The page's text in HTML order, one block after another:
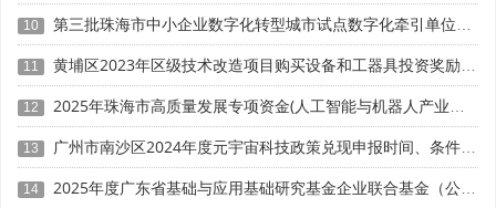
旧版评价以两年一次的“纸质材料”为主，新规建立“月度
快报+两年评价+飞行抽查+信用核验”四维体系：
• 每月5日前在统一平台填报研发人员、经费、专利、成
果转化等8项数据
• 海关、税务、司法信用系统实时比对，触发异常即启
动现场核查
10 第三批珠海市中小企业数字化转型城市试点数字化牵引单位遴选申报时间、条件要求
11 黄埔区2023年区级技术改造项目购买设备和工器具投资奖励 （第一批）申报时间、条件要求、资助标准
12 2025年珠海市高质量发展专项资金(人工智能与机器人产业发展用途)项目征集申报时间、条件要求、补助奖励
13 广州市南沙区2024年度元宇宙科技政策兑现申报时间、条件要求、补助奖励
14 2025年度广东省基础与应用基础研究基金企业联合基金（公共卫生与医药健康领域）项目申报时间、条件要求、资助奖励